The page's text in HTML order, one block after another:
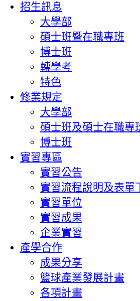
招生訊息
大學部
碩士班暨在職專班
博士班
轉學考
特色
修業規定
大學部
碩士班及碩士在職專
博士班
實習專區
實習公告
實習流程說明及表單
實習單位
實習成果
企業實習
產學合作
成果分享
籃球產業發展計畫
各項計畫